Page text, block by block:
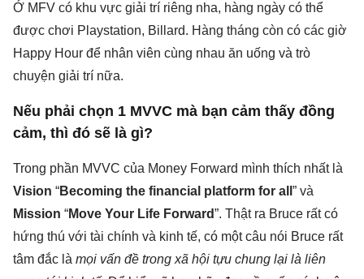
Ở MFV có khu vực giải trí riêng nha, hàng ngày có thể
được chơi Playstation, Billard. Hàng tháng còn có các giờ
Happy Hour để nhân viên cùng nhau ăn uống và trò
chuyện giải trí nữa.
Nếu phải chọn 1 MVVC mà bạn cảm thấy đồng
cảm, thì đó sẽ là gì?
Trong phần MVVC của Money Forward mình thích nhất là
Vision “Becoming the financial platform for all ” và
Mission “Move Your Life Forward”. Thật ra Bruce rất có
hứng thú với tài chính và kinh tế, có một câu nói Bruce rất
tâm đắc là mọi vấn đề trong xã hội tựu chung lại là liên